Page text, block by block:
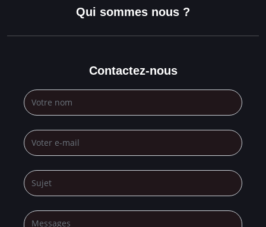
Qui sommes nous ?
Contactez-nous